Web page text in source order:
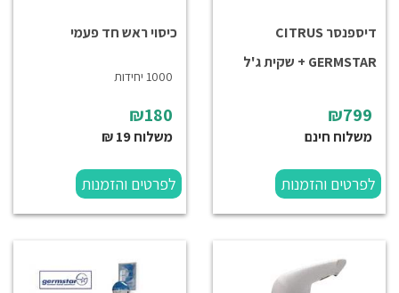
דיספנסר CITRUS
GERMSTAR + שקית ג'ל
₪799
משלוח חינם
לפרטים והזמנות
כיסוי ראש חד פעמי
1000 יחידות
₪180
משלוח 19 ₪
לפרטים והזמנות